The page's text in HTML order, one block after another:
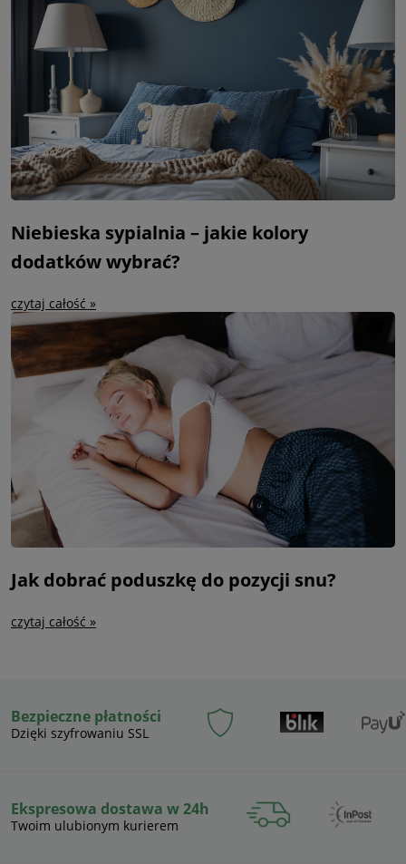
Niebieska sypialnia – jakie kolory
dodatków wybrać?
czytaj całość »
Jak dobrać poduszkę do pozycji snu?
czytaj całość »
Bezpieczne płatności
Dzięki szyfrowaniu SSL
Ekspresowa dostawa w 24h
Twoim ulubionym kurierem